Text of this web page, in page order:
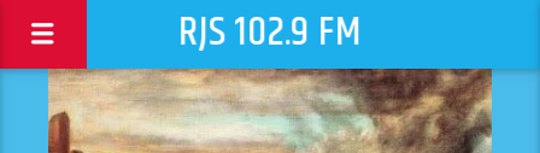
RJS 102.9 FM